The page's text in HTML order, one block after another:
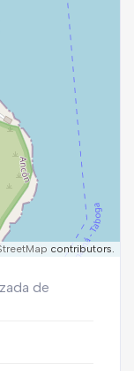
contributors.
de